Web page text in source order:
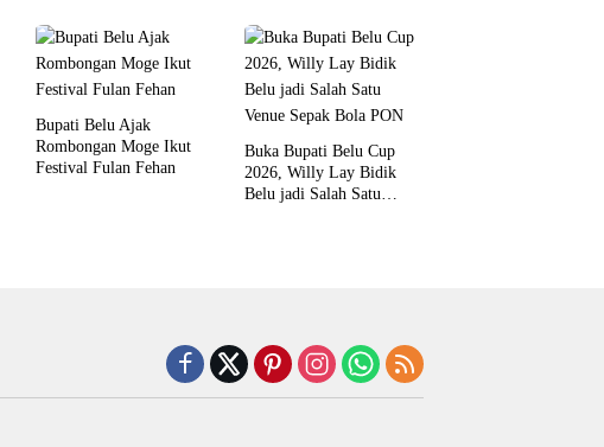
Bupati Belu Ajak
Rombongan Moge Ikut
Festival Fulan Fehan
Buka Bupati Belu Cup
2026, Willy Lay Bidik
Belu jadi Salah Satu